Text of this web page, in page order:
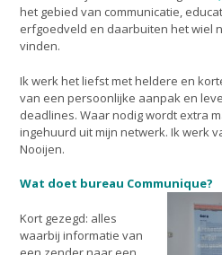
het gebied van communicatie,
erfgoedveld en daarbuiten het wiel
vinden.
Ik werk het liefst met heldere en
van een persoonlijke aanpak en
deadlines. Waar nodig wordt extra
ingehuurd uit mijn netwerk. Ik werk
Nooijen.
Wat doet bureau Communique?
Kort gezegd: alles
waarbij informatie van